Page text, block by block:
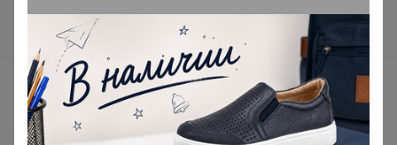
Поставщикам
Вакансии
support@24-ok.ru
Написать в поддержку
Защита покупателя